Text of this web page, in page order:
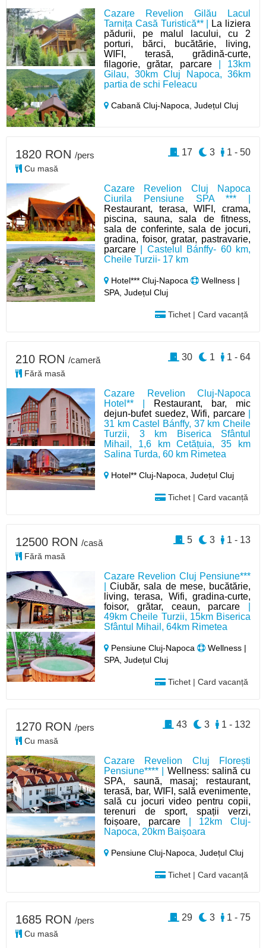
Cazare Revelion Gilău Lacul
Tarnița Casă Turistică** |
La liziera
pădurii, pe malul lacului, cu 2
porturi, bărci, bucătărie, living,
WIFI, terasă, grădină-curte,
filagorie, grătar, parcare| 13km
Gilau, 30km Cluj Napoca, 36km
partia de schi Feleacu
Cabană Cluj-Napoca,Județul Cluj
Cazare Revelion Cluj Napoca
Ciurila Pensiune SPA *** |
Restaurant, terasa, WIFI, crama,
piscina, sauna, sala de fitness,
sala de conferinte, sala de jocuri,
gradina, foisor, gratar, pastravarie,
parcare | Castelul Bánffy- 60 km,
Cheile Turzii- 17 km
Hotel*** Cluj-Napoca
Wellness |
SPA, Județul Cluj
Tichet | Card vacanță
1820 RON /pers
Cu masă
1 - 50
3
17
Cazare Revelion Cluj-Napoca
Hotel** |
Restaurant, bar, mic
dejun-bufet suedez, Wifi, parcare|
31 km Castel Bánffy, 37 km Cheile
Turzii, 3 km Biserica Sfântul
Mihail, 1,6 km Cetățuia, 35 km
Salina Turda, 60 km Rimetea
Hotel** Cluj-Napoca,Județul Cluj
Tichet | Card vacanță
210 RON /cameră
Fără masă
1 - 64
1
30
Cazare Revelion Cluj Pensiune***
|Ciubăr, sala de mese, bucătărie,
living, terasa, Wifi, gradina-curte,
foisor, grătar, ceaun, parcare
49km Cheile Turzii, 15km Biserica
Sfântul Mihail, 64km Rimetea
Pensiune Cluj-Napoca
Wellness |
SPA, Județul Cluj
Tichet | Card vacanță
12500 RON /casă
Fără masă
1 - 13
3
5
Cazare Revelion Cluj Florești
Pensiune**** | Wellness: salină cu
SPA, saună, masaj; restaurant,
terasă, bar, WIFI, sală evenimente,
sală cu jocuri video pentru copii,
terenuri de sport, spații verzi,
foișoare, parcare| 12km Cluj-
Napoca, 20km Baișoara
Pensiune Cluj-Napoca,Județul Cluj
Tichet | Card vacanță
1270 RON /pers
Cu masă
1 - 132
3
43
1685 RON /pers
Cu masă
1 - 75
3
29